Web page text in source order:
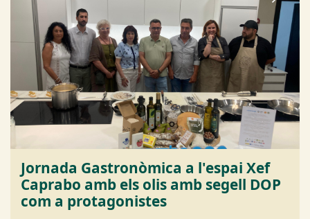
Jornada Gastronòmica a l'espai Xef
Caprabo amb els olis amb segell DOP
com a protagonistes